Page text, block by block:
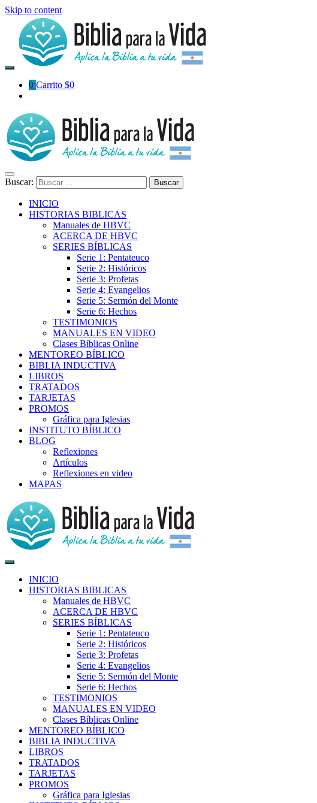
Skip to content
0 Carrito $0
Buscar:
INICIO
HISTORIAS BIBLICAS
Manuales de HBVC
ACERCA DE HBVC
SERIES BÍBLICAS
Serie 1: Pentateuco
Serie 2: Históricos
Serie 3: Profetas
Serie 4: Evangelios
Serie 5: Sermón del Monte
Serie 6: Hechos
TESTIMONIOS
MANUALES EN VIDEO
Clases Bíblicas Online
MENTOREO BÍBLICO
BIBLIA INDUCTIVA
LIBROS
TRATADOS
TARJETAS
PROMOS
Gráfica para Iglesias
INSTITUTO BÍBLICO
BLOG
Reflexiones
Artículos
Reflexiones en video
MAPAS
INICIO
HISTORIAS BIBLICAS
Manuales de HBVC
ACERCA DE HBVC
SERIES BÍBLICAS
Serie 1: Pentateuco
Serie 2: Históricos
Serie 3: Profetas
Serie 4: Evangelios
Serie 5: Sermón del Monte
Serie 6: Hechos
TESTIMONIOS
MANUALES EN VIDEO
Clases Bíblicas Online
MENTOREO BÍBLICO
BIBLIA INDUCTIVA
LIBROS
TRATADOS
TARJETAS
PROMOS
Gráfica para Iglesias